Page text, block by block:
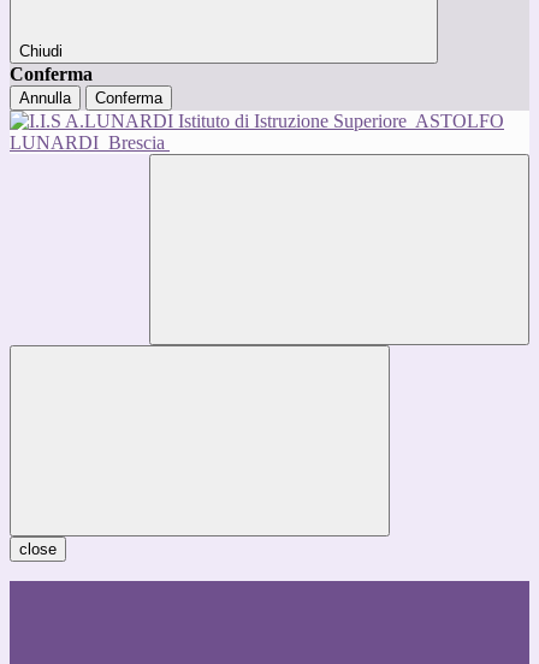
Chiudi
Conferma
Annulla Conferma
Istituto di Istruzione Superiore ASTOLFO
LUNARDI Brescia
close